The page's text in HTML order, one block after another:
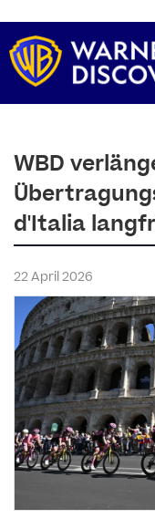
WBD
d'Italia
22 April 2026